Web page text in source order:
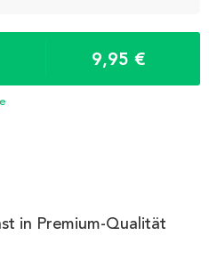
9,95 €
in Premium-Qualität